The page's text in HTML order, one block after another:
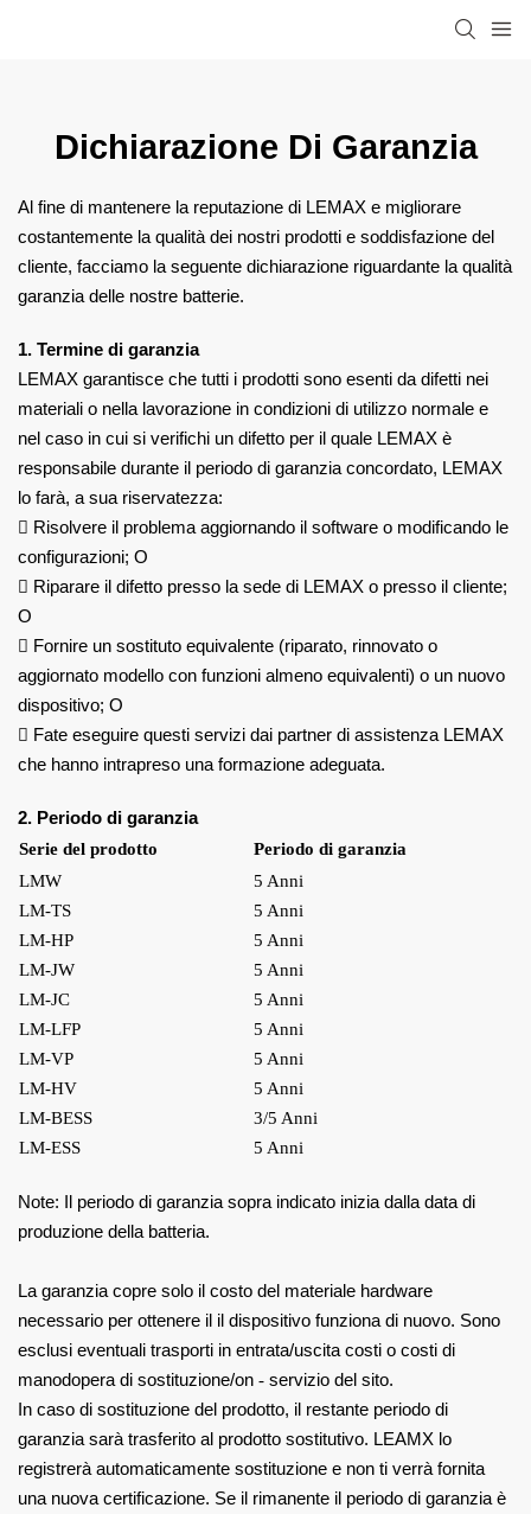
Dichiarazione Di Garanzia
Al fine di mantenere la reputazione di LEMAX e migliorare
costantemente la qualità dei nostri prodotti e soddisfazione del
cliente, facciamo la seguente dichiarazione riguardante la qualità
garanzia delle nostre batterie.
1. Termine di garanzia
LEMAX garantisce che tutti i prodotti sono esenti da difetti nei
materiali o nella lavorazione in condizioni di utilizzo normale e
nel caso in cui si verifichi un difetto per il quale LEMAX è
responsabile durante il periodo di garanzia concordato, LEMAX
lo farà, a sua riservatezza:
 Risolvere il problema aggiornando il software o modificando le
configurazioni; O
 Riparare il difetto presso la sede di LEMAX o presso il cliente;
O
 Fornire un sostituto equivalente (riparato, rinnovato o
aggiornato modello con funzioni almeno equivalenti) o un nuovo
dispositivo; O
 Fate eseguire questi servizi dai partner di assistenza LEMAX
che hanno intrapreso una formazione adeguata.
2. Periodo di garanzia
Serie del prodotto
Periodo di garanzia
LMW
LM-TS
LM-HP
LM-JW
LM-JC
LM-LFP
LM-VP
LM-HV
LM-BESS
LM-ESS
5 Anni
5 Anni
5 Anni
5 Anni
5 Anni
5 Anni
5 Anni
5 Anni
3/5 Anni
5 Anni
Note: Il periodo di garanzia sopra indicato inizia dalla data di
produzione della batteria.
La garanzia copre solo il costo del materiale hardware
necessario per ottenere il il dispositivo funziona di nuovo. Sono
esclusi eventuali trasporti in entrata/uscita costi o costi di
manodopera di sostituzione/on ‐ servizio del sito.
In caso di sostituzione del prodotto, il restante periodo di
garanzia sarà trasferito al prodotto sostitutivo. LEAMX lo
registrerà automaticamente sostituzione e non ti verrà fornita
una nuova certificazione. Se il rimanente il periodo di garanzia è